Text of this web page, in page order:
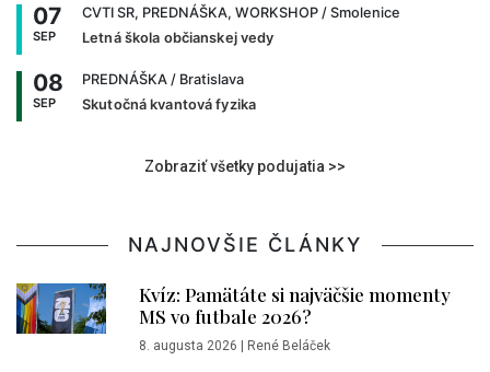
07
SEP
CVTI SR, PREDNÁŠKA, WORKSHOP / Smolenice
Letná škola občianskej vedy
08
SEP
PREDNÁŠKA / Bratislava
Skutočná kvantová fyzika
Zobraziť všetky podujatia >>
NAJNOVŠIE ČLÁNKY
Kvíz: Pamätáte si najväčšie momenty
MS vo futbale 2026?
8. augusta 2026 | René Beláček